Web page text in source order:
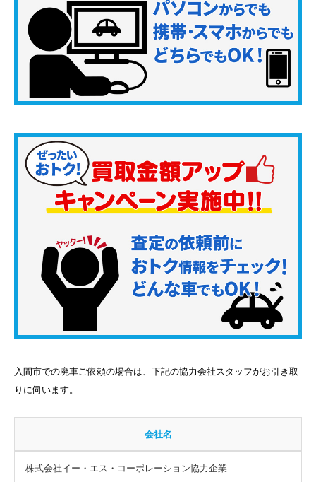
入間市での廃車ご依頼の場合は、下記の協力会社スタッフがお引き取
りに伺います。
会社名
株式会社イー・エス・コーポレーション協力企業